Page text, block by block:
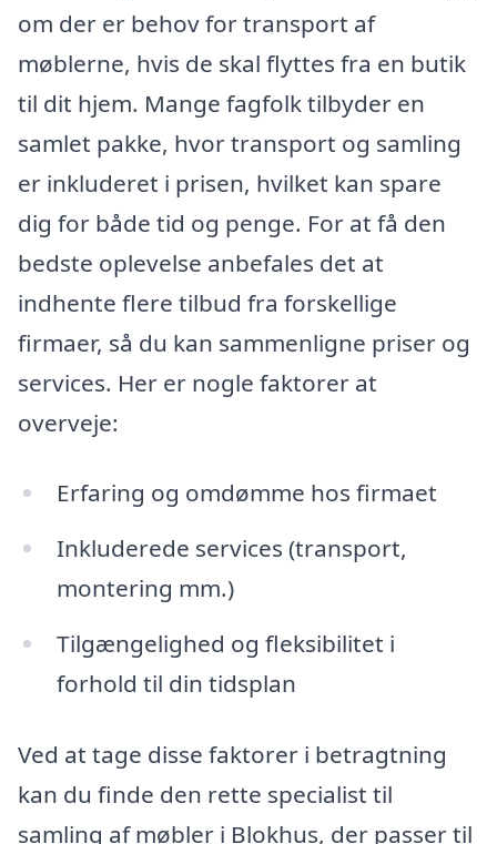
om der er behov for transport af
møblerne, hvis de skal flyttes fra en butik
til dit hjem. Mange fagfolk tilbyder en
samlet pakke, hvor transport og samling
er inkluderet i prisen, hvilket kan spare
dig for både tid og penge. For at få den
bedste oplevelse anbefales det at
indhente flere tilbud fra forskellige
firmaer, så du kan sammenligne priser og
services. Her er nogle faktorer at
overveje:
Erfaring og omdømme hos firmaet
Inkluderede services (transport,
montering mm.)
Tilgængelighed og fleksibilitet i
forhold til din tidsplan
Ved at tage disse faktorer i betragtning
kan du finde den rette specialist til
samling af møbler i Blokhus, der passer til